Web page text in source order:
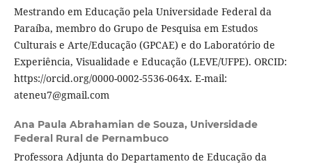
Mestrando em Educação pela Universidade Federal da
Paraíba, membro do Grupo de Pesquisa em Estudos
Culturais e Arte/Educação (GPCAE) e do Laboratório de
Experiência, Visualidade e Educação (LEVE/UFPE). ORCID:
https://orcid.org/0000-0002-5536-064x. E-mail:
ateneu7@gmail.com
Ana Paula Abrahamian de Souza, Universidade
Federal Rural de Pernambuco
Professora Adjunta do Departamento de Educação da